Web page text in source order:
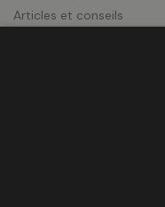
Articles et conseils